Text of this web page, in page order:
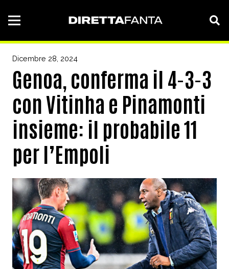
Dicembre 28, 2024
Genoa, conferma il 4-3-3
con Vitinha e Pinamonti
insieme: il probabile 11
per l’Empoli